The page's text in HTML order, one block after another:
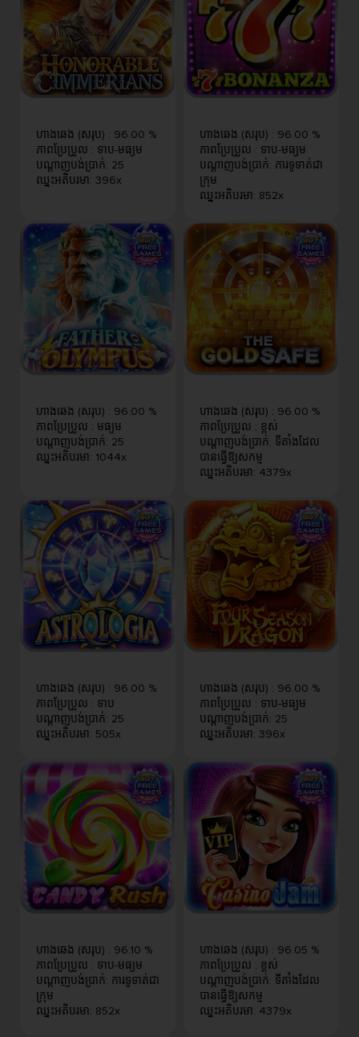
ហាងឆេង (សរុប) : 96.00 %
ភាពប្រែប្រួល : ទាប-មធ្យម
បណ្តាញបង់ប្រាក់: 25
ឈ្នះអតិបរមា : 396x
ហាងឆេង (សរុប) : 96.00 %
ភាពប្រែប្រួល : ទាប-មធ្យម
បណ្តាញបង់ប្រាក់: ការទូទាត់ជា
ក្រុម
ឈ្នះអតិបរមា : 852x
ហាងឆេង (សរុប) : 96.00 %
ភាពប្រែប្រួល : មធ្យម
បណ្តាញបង់ប្រាក់: 25
ឈ្នះអតិបរមា : 1044x
ហាងឆេង (សរុប) : 96.00 %
ភាពប្រែប្រួល : ខ្ពស់
បណ្តាញបង់ប្រាក់: ទីតាំងដែល
បានធ្វើឱ្យសកម្ម
ឈ្នះអតិបរមា : 4379x
ហាងឆេង (សរុប) : 96.00 %
ភាពប្រែប្រួល : ទាប
បណ្តាញបង់ប្រាក់: 25
ឈ្នះអតិបរមា : 505x
ហាងឆេង (សរុប) : 96.00 %
ភាពប្រែប្រួល : ទាប-មធ្យម
បណ្តាញបង់ប្រាក់: 25
ឈ្នះអតិបរមា : 396x
ហាងឆេង (សរុប) : 96.10 %
ភាពប្រែប្រួល : ទាប-មធ្យម
បណ្តាញបង់ប្រាក់: ការទូទាត់ជា
ក្រុម
ឈ្នះអតិបរមា : 852x
ហាងឆេង (សរុប) : 96.05 %
ភាពប្រែប្រួល : ខ្ពស់
បណ្តាញបង់ប្រាក់: ទីតាំងដែល
បានធ្វើឱ្យសកម្ម
ឈ្នះអតិបរមា : 4379x